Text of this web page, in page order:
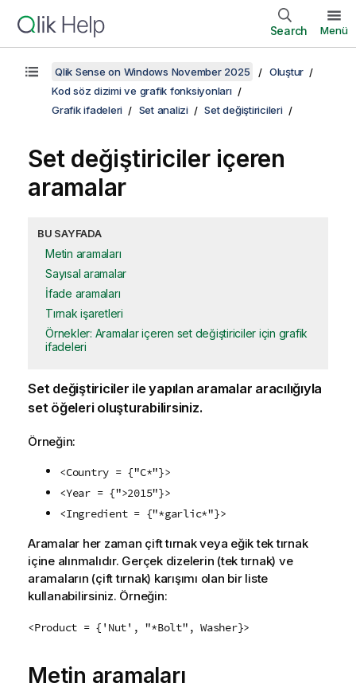
Search Menü
Qlik Sense on Windows November 2025
Oluştur
Kod söz dizimi ve grafik fonksiyonları
Grafik ifadeleri
Set analizi Set değiştiricileri
Set değiştiriciler içeren
aramalar
BU SAYFADA
Metin aramaları
Sayısal aramalar
İfade aramaları
Tırnak işaretleri
Örnekler: Aramalar içeren set değiştiriciler için grafik
ifadeleri
Set değiştiriciler ile yapılan aramalar aracılığıyla
set öğeleri oluşturabilirsiniz.
Örneğin:
<Country = {"C*"}>
<Year = {">2015"}>
<Ingredient = {"*garlic*"}>
Aramalar her zaman çift tırnak veya eğik tek tırnak
içine alınmalıdır. Gerçek dizelerin (tek tırnak) ve
aramaların (çift tırnak) karışımı olan bir liste
kullanabilirsiniz. Örneğin:
<Product = {'Nut', "*Bolt", Washer}>
Metin aramaları